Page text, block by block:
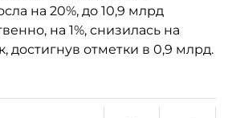
на 20%, до 10,9 млрд
на 1%, снизилась на
достигнув отметки в 0,9 млрд.